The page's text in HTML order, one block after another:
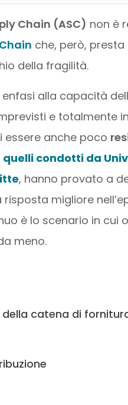
Chain (ASC) non è
che, però, presta
della fragilità.
alla capacità
e totalmente
essere anche poco
quelli condotti da
, hanno provato a
migliore
è lo scenario in cui
meno.
catena di